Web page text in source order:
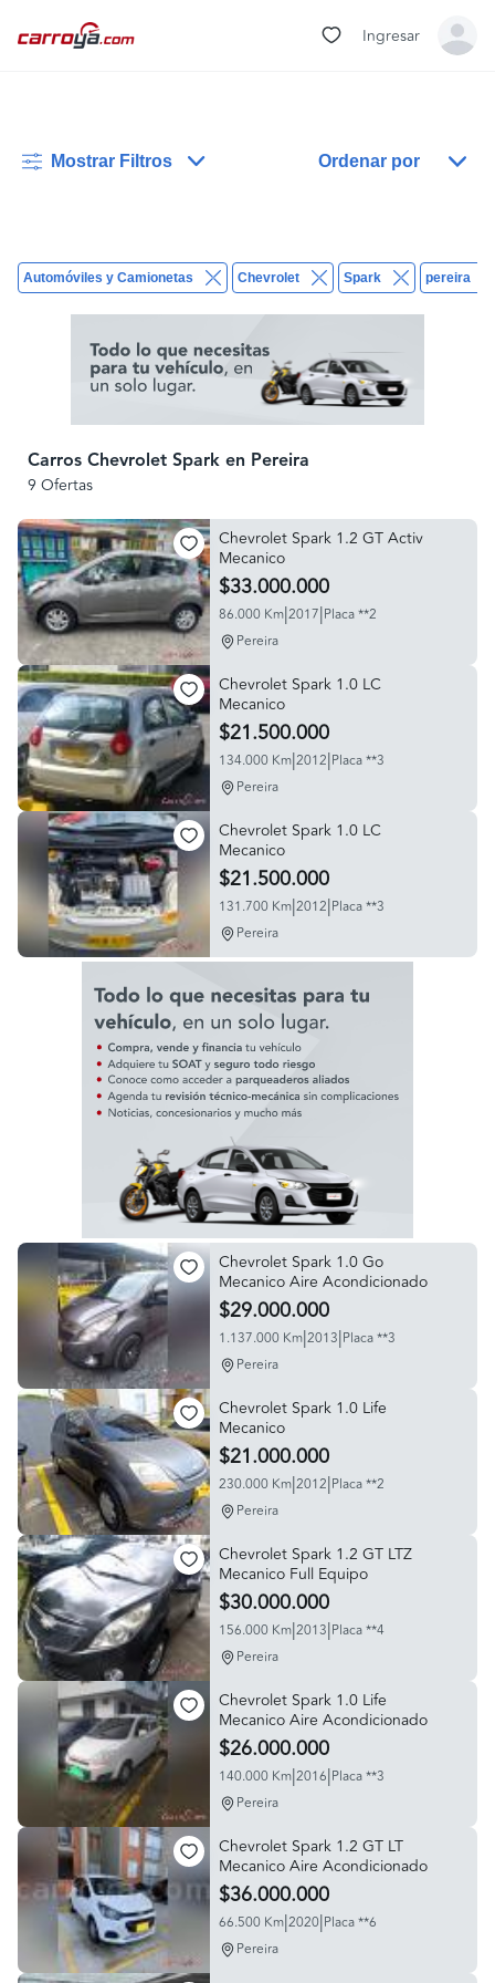
Ingresar
Mostrar Filtros Ordenar por
Automóviles y Camionetas Chevrolet Spark pereira
Carros Chevrolet Spark en Pereira
9 Ofertas
Chevrolet Spark 1.2 GT Activ
Mecanico
$33.000.000
86.000 Km|2017|Placa **2
Pereira
Chevrolet Spark 1.0 LC
Mecanico
$21.500.000
134.000 Km|2012|Placa **3
Pereira
Chevrolet Spark 1.0 LC
Mecanico
$21.500.000
131.700 Km|2012|Placa **3
Pereira
Chevrolet Spark 1.0 Go
Mecanico Aire Acondicionado
$29.000.000
1.137.000 Km|2013|Placa **3
Pereira
Chevrolet Spark 1.0 Life
Mecanico
$21.000.000
230.000 Km|2012|Placa **2
Pereira
Chevrolet Spark 1.2 GT LTZ
Mecanico Full Equipo
$30.000.000
156.000 Km|2013|Placa **4
Pereira
Chevrolet Spark 1.0 Life
Mecanico Aire Acondicionado
$26.000.000
140.000 Km|2016|Placa **3
Pereira
Chevrolet Spark 1.2 GT LT
Mecanico Aire Acondicionado
$36.000.000
66.500 Km|2020|Placa **6
Pereira